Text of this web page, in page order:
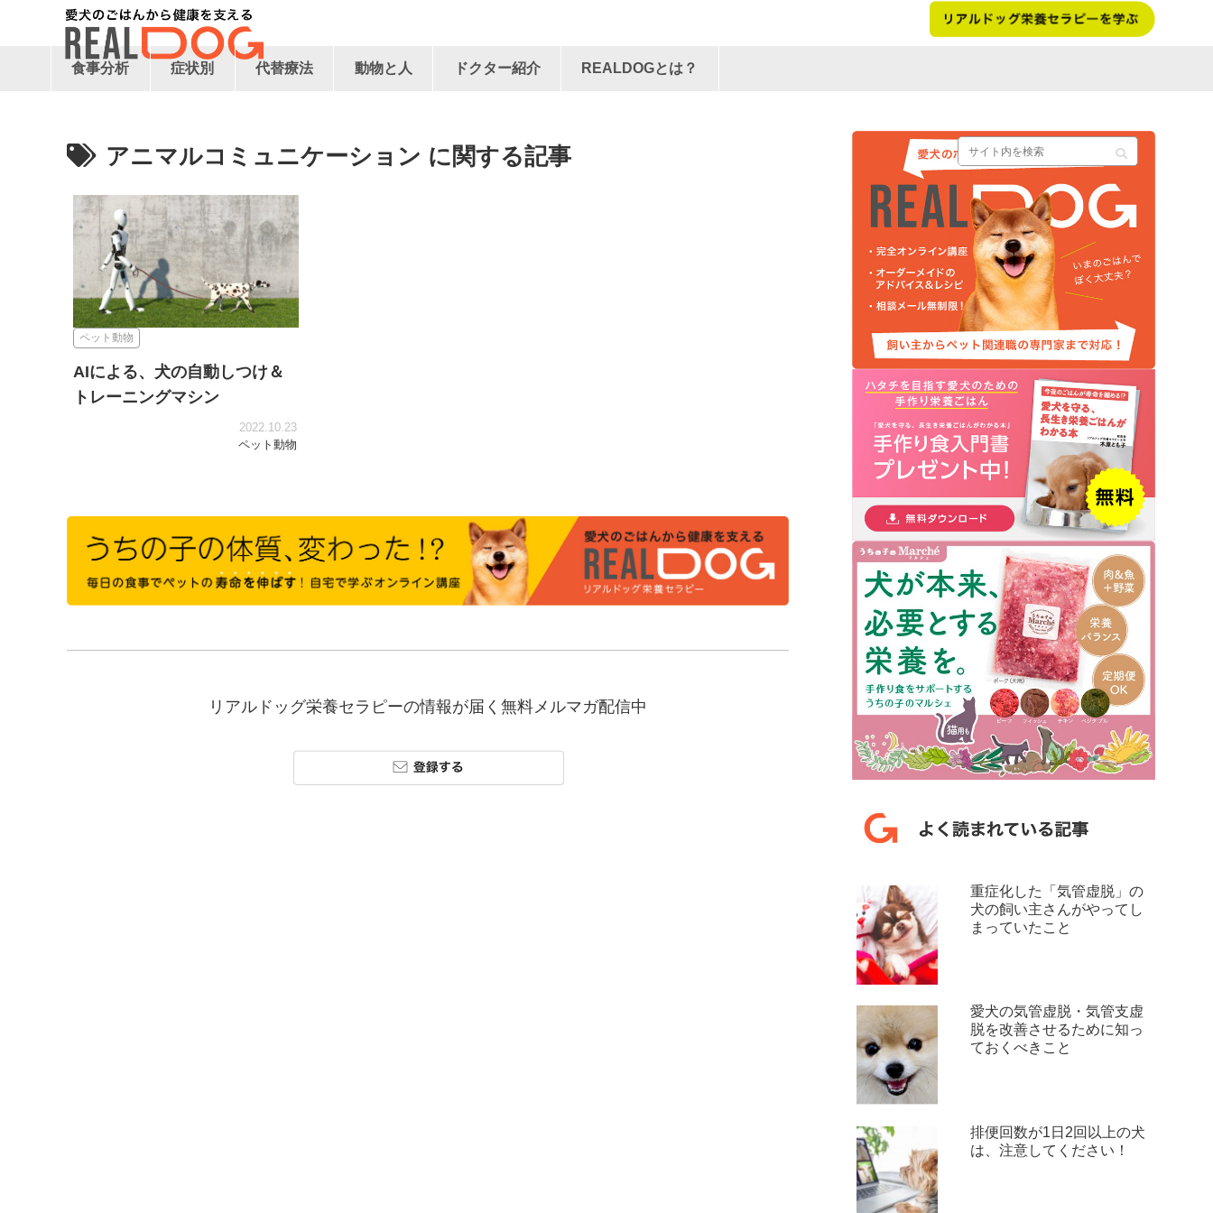
食事分析 症状別 代替療法 動物と人 ドクター紹介 REALDOGとは？
アニマルコミュニケーション
ペット動物
AIによる、犬の自動しつけ＆
トレーニングマシン
2022.10.23
ペット動物
リアルドッグ栄養セラピーの情報が届く無料メルマガ配信中
重症化した「気管虚脱」の
犬の飼い主さんがやってし
まっていたこと
愛犬の気管虚脱・気管支虚
脱を改善させるために知っ
ておくべきこと
排便回数が1日2回以上の犬
は、注意してください！